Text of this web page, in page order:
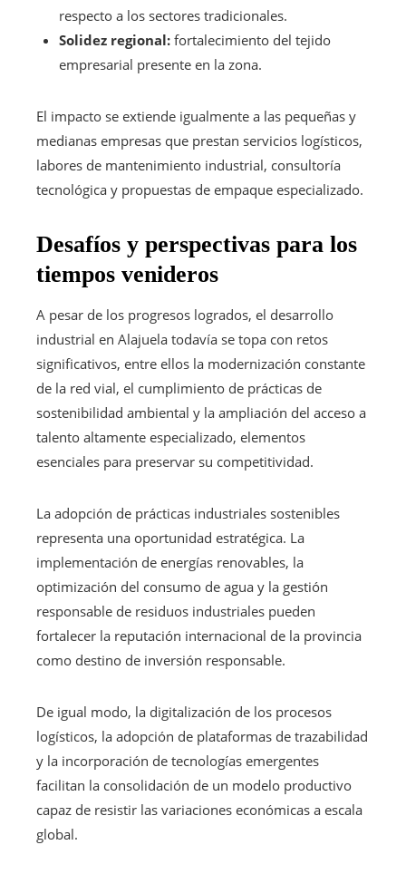
respecto a los sectores tradicionales.
Solidez regional: fortalecimiento del tejido
empresarial presente en la zona.
El impacto se extiende igualmente a las pequeñas y
medianas empresas que prestan servicios logísticos,
labores de mantenimiento industrial, consultoría
tecnológica y propuestas de empaque especializado.
Desafíos y perspectivas para los
tiempos venideros
A pesar de los progresos logrados, el desarrollo
industrial en Alajuela todavía se topa con retos
significativos, entre ellos la modernización constante
de la red vial, el cumplimiento de prácticas de
sostenibilidad ambiental y la ampliación del acceso a
talento altamente especializado, elementos
esenciales para preservar su competitividad.
La adopción de prácticas industriales sostenibles
representa una oportunidad estratégica. La
implementación de energías renovables, la
optimización del consumo de agua y la gestión
responsable de residuos industriales pueden
fortalecer la reputación internacional de la provincia
como destino de inversión responsable.
De igual modo, la digitalización de los procesos
logísticos, la adopción de plataformas de trazabilidad
y la incorporación de tecnologías emergentes
facilitan la consolidación de un modelo productivo
capaz de resistir las variaciones económicas a escala
global.